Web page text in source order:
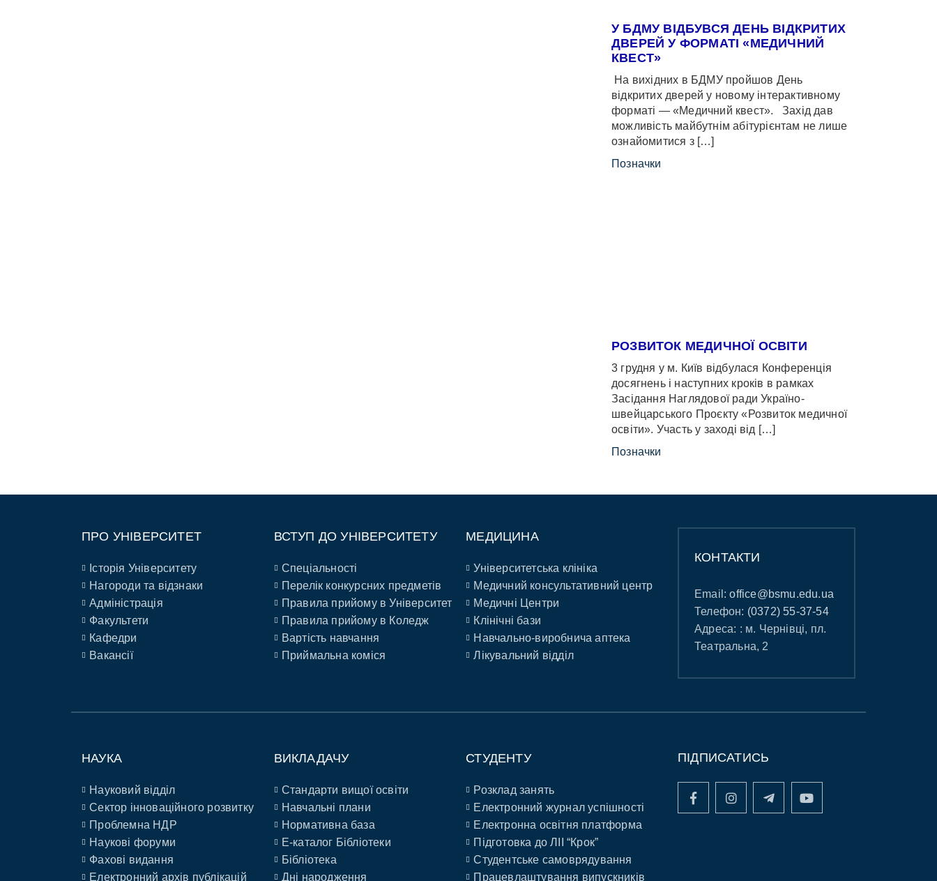
У БДМУ ВІДБУВСЯ ДЕНЬ ВІДКРИТИХ
ДВЕРЕЙ У ФОРМАТІ «МЕДИЧНИЙ
КВЕСТ»
На вихідних в БДМУ пройшов День
відкритих дверей у новому інтерактивному
форматі — «Медичний квест». Захід дав
можливість майбутнім абітурієнтам не лише
ознайомитися з […]
Позначки
РОЗВИТОК МЕДИЧНОЇ ОСВІТИ
3 грудня у м. Київ відбулася Конференція
досягнень і наступних кроків в рамках
Засідання Наглядової ради Україно-
швейцарського Проєкту «Розвиток медичної
освіти». Участь у заході від […]
Позначки
ПРО УНІВЕРСИТЕТ
Історія Університету
Нагороди та відзнаки
Адміністрація
Факультети
Кафедри
Вакансії
ВСТУП ДО УНІВЕРСИТЕТУ
Спеціальності
Перелік конкурсних предметів
Правила прийому в Університет
Правила прийому в Коледж
Вартість навчання
Приймальна коміся
МЕДИЦИНА
Університетська клініка
Медичний консультативний центр
Медичні Центри
Клінічні бази
Навчально-виробнича аптека
Лікувальний відділ
КОНТАКТИ
Email:office@bsmu.edu.ua
Телефон: (0372) 55-37-54
Адреса: : м. Чернівці, пл.
Театральна, 2
НАУКА
Науковий відділ
Сектор інноваційного розвитку
Проблемна НДР
Наукові форуми
Фахові видання
Електронний архів публікацій
ВИКЛАДАЧУ
Стандарти вищої освіти
Навчальні плани
Нормативна база
E-каталог Бібліотеки
Бібліотека
Дні народження
СТУДЕНТУ
Розклад занять
Електронний журнал успішності
Електронна освітня платформа
Підготовка до ЛІІ “Крок”
Студентське самоврядування
Працевлаштування випускників
ПІДПИСАТИСЬ